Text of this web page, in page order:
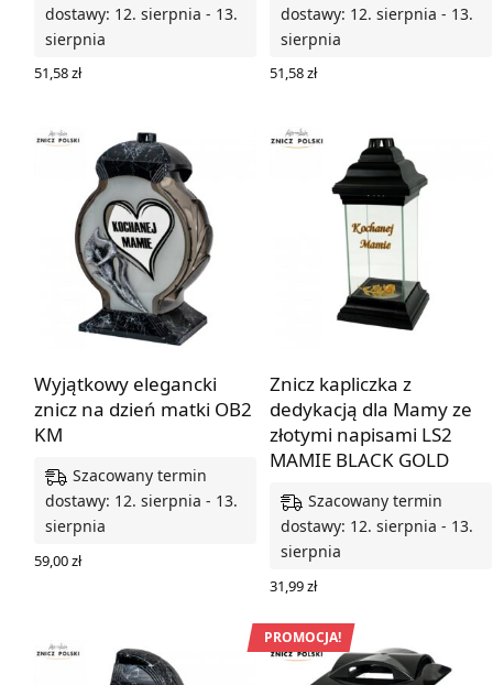
dostawy: 12. sierpnia - 13.
sierpnia
51,58zł
dostawy: 12. sierpnia - 13.
sierpnia
51,58zł
Wyjątkowy elegancki
znicz na dzień matki OB2
KM
Szacowany termin
dostawy: 12. sierpnia - 13.
sierpnia
59,00zł
Znicz kapliczka z
dedykacją dla Mamy ze
złotymi napisami LS2
MAMIE BLACK GOLD
Szacowany termin
dostawy: 12. sierpnia - 13.
sierpnia
31,99zł
PROMOCJA!